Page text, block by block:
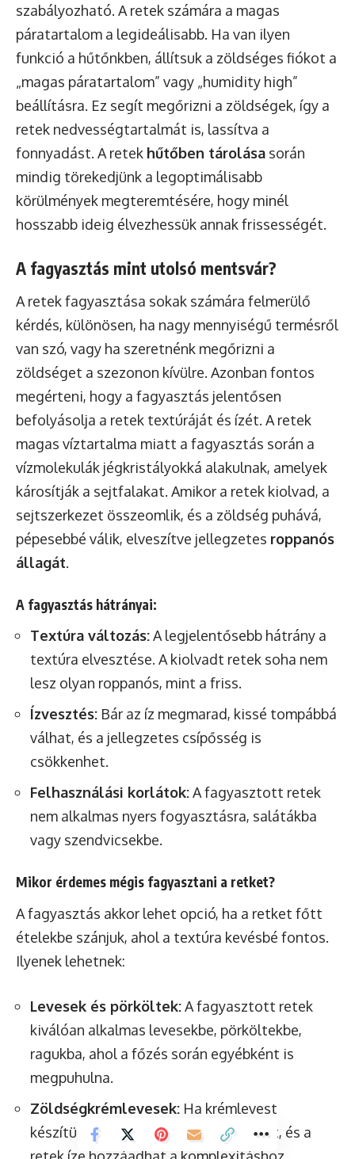
szabályozható. A retek számára a magas
páratartalom a legideálisabb. Ha van ilyen
funkció a hűtőnkben, állítsuk a zöldséges fiókot a
„magas páratartalom” vagy „humidity high”
beállításra. Ez segít megőrizni a zöldségek, így a
retek nedvességtartalmát is, lassítva a
fonnyadást. A retek hűtőben tárolása során
mindig törekedjünk a legoptimálisabb
körülmények megteremtésére, hogy minél
hosszabb ideig élvezhessük annak frissességét.
A fagyasztás mint utolsó mentsvár?
A retek fagyasztása sokak számára felmerülő
kérdés, különösen, ha nagy mennyiségű termésről
van szó, vagy ha szeretnénk megőrizni a
zöldséget a szezonon kívülre. Azonban fontos
megérteni, hogy a fagyasztás jelentősen
befolyásolja a retek textúráját és ízét. A retek
magas víztartalma miatt a fagyasztás során a
vízmolekulák jégkristályokká alakulnak, amelyek
károsítják a sejtfalakat. Amikor a retek kiolvad, a
sejtszerkezet összeomlik, és a zöldség puhává,
pépesebbé válik, elveszítve jellegzetes roppanós
állagát.
A fagyasztás hátrányai:
Textúra változás:A legjelentősebb hátrány a
textúra elvesztése. A kiolvadt retek soha nem
lesz olyan roppanós, mint a friss.
Ízvesztés: Bár az íz megmarad, kissé tompábbá
válhat, és a jellegzetes csípősség is
csökkenhet.
Felhasználási korlátok:A fagyasztott retek
nem alkalmas nyers fogyasztásra, salátákba
vagy szendvicsekbe.
Mikor érdemes mégis fagyasztani a retket?
A fagyasztás akkor lehet opció, ha a retket főtt
ételekbe szánjuk, ahol a textúra kevésbé fontos.
Ilyenek lehetnek:
Levesek és pörköltek:A fagyasztott retek
kiválóan alkalmas levesekbe, pörköltekbe,
ragukba, ahol a főzés során egyébként is
megpuhulna.
Zöldségkrémlevesek: Ha krémlevest
készítünk belőle, a textúra nem számít, és a